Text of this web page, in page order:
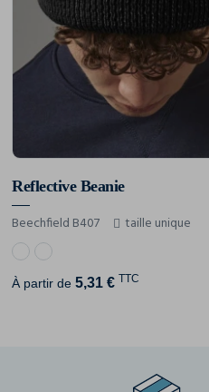
Reflective Beanie
Beechfield B407 taille unique
À partir de5,31 € TTC